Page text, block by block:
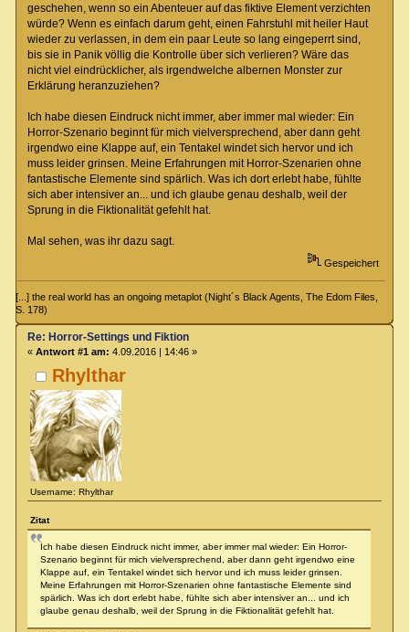
geschehen, wenn so ein Abenteuer auf das fiktive Element verzichten
würde? Wenn es einfach darum geht, einen Fahrstuhl mit heiler Haut
wieder zu verlassen, in dem ein paar Leute so lang eingeperrt sind,
bis sie in Panik völlig die Kontrolle über sich verlieren? Wäre das
nicht viel eindrücklicher, als irgendwelche albernen Monster zur
Erklärung heranzuziehen?
Ich habe diesen Eindruck nicht immer, aber immer mal wieder: Ein
Horror-Szenario beginnt für mich vielversprechend, aber dann geht
irgendwo eine Klappe auf, ein Tentakel windet sich hervor und ich
muss leider grinsen. Meine Erfahrungen mit Horror-Szenarien ohne
fantastische Elemente sind spärlich. Was ich dort erlebt habe, fühlte
sich aber intensiver an... und ich glaube genau deshalb, weil der
Sprung in die Fiktionalität gefehlt hat.
Mal sehen, was ihr dazu sagt.
Gespeichert
[...] the real world has an ongoing metaplot (Night´s Black Agents, The Edom Files,
S. 178)
Rhylthar
Username: Rhylthar
Re: Horror-Settings und Fiktion
« Antwort #1 am: 4.09.2016 | 14:46 »
Zitat
Ich habe diesen Eindruck nicht immer, aber immer mal wieder: Ein Horror-
Szenario beginnt für mich vielversprechend, aber dann geht irgendwo eine
Klappe auf, ein Tentakel windet sich hervor und ich muss leider grinsen.
Meine Erfahrungen mit Horror-Szenarien ohne fantastische Elemente sind
spärlich. Was ich dort erlebt habe, fühlte sich aber intensiver an... und ich
glaube genau deshalb, weil der Sprung in die Fiktionalität gefehlt hat.